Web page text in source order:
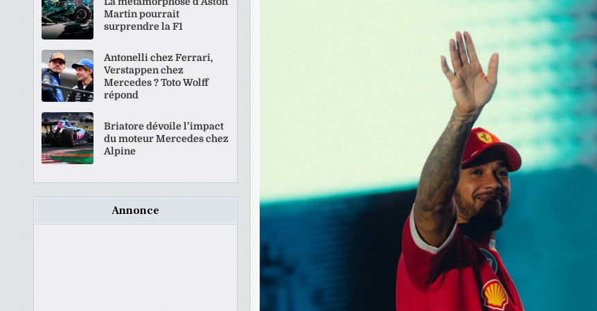
Martin pourrait
surprendre la F1
Antonelli chez Ferrari,
Verstappen chez
Mercedes ? Toto Wolff
répond
Briatore dévoile l’impact
du moteur Mercedes chez
Alpine
Annonce